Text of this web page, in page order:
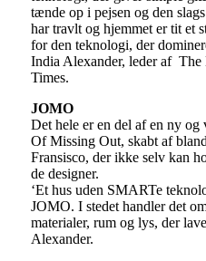
tænde op i pejsen og den
har travlt og hjemmet er tit et
for den teknologi, der
India Alexander, leder af
Times.
JOMO
Det hele er en del af en ny
Of Missing Out, skabt af
Fransisco, der ikke selv kan
de designer.
‘Et hus uden SMARTe
JOMO. I stedet handler det
materialer, rum og lys, der
Alexander.